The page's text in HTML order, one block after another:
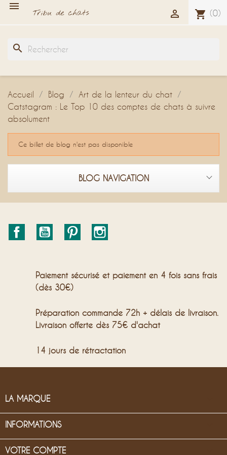

shopping_cart (0)

search
Accueil Blog
Art de la lenteur du chat
Catstagram : Le Top 10 des comptes de chats à suivre
absolument
Ce billet de blog n'est pas disponible
BLOG NAVIGATION
FacebookYouTube Pinterest
Paiement sécurisé et paiement en 4 fois sans frais
(dès 30€)
Préparation commande 72h + délais de livraison.
Livraison offerte dès 75€ d'achat
14 jours de rétractation
LA MARQUE
INFORMATIONS
VOTRE COMPTE